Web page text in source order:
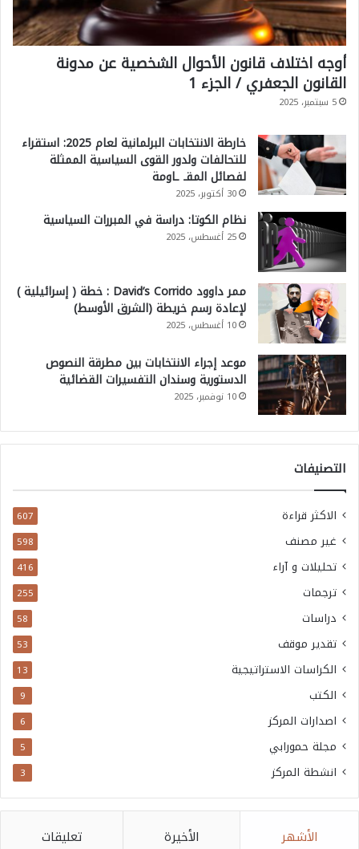
أوجه اختلاف قانون الأحوال الشخصية عن مدونة
القانون الجعفري / الجزء 1
5 سبتمبر، 2025
خارطة الانتخابات البرلمانية لعام 2025: استقراء
للتحالفات ولدور القوى السياسية الممثلة
لفصائل المقـ ـاومة
30 أكتوبر، 2025
نظام الكوتا: دراسة في المبررات السياسية
25 أغسطس، 2025
ممر داوود David’s Corrido : خطة ( إسرائيلية )
لإعادة رسم خريطة (الشرق الأوسط)
10 أغسطس، 2025
موعد إجراء الانتخابات بين مطرقة النصوص
الدستورية وسندان التفسيرات القضائية
10 نوفمبر، 2025
التصنيفات
الاكثر قراءة 607
غير مصنف 598
تحليلات و آراء 416
ترجمات 255
دراسات 58
تقدير موقف 53
الكراسات الاستراتيجية 13
الكتب 9
اصدارات المركز 6
مجلة حمورابي 5
انشطة المركز 3
الأشهر الأخيرة تعليقات